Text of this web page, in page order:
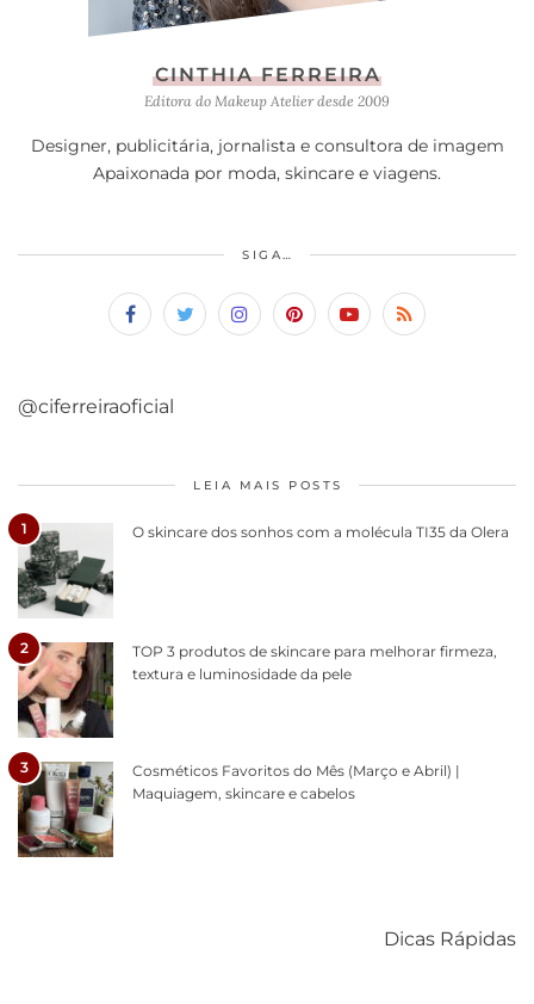
CINTHIA FERREIRA
Editora do Makeup Atelier desde 2009
Designer, publicitária, jornalista e consultora de imagem
Apaixonada por moda, skincare e viagens.
SIGA…
@ciferreiraoficial
LEIA MAIS POSTS
1 O skincare dos sonhos com a molécula TI35 da Olera
2
TOP 3 produtos de skincare para melhorar firmeza,
textura e luminosidade da pele
3
Cosméticos Favoritos do Mês (Março e Abril) |
Maquiagem, skincare e cabelos
Dicas Rápidas
diários
cabelos